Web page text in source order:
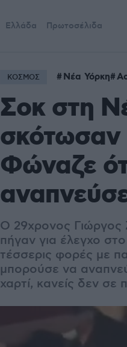
Ελλάδα Πρωτοσέλιδα
ΚΟΣΜΟΣ Νέα Υόρκη
Σοκ στη
σκότωσαν
Φώναζε
Ο 29χρονος Γιώργος
πήγαν για έλεγχο στο
τέσσερις φορές με
μπορούσε να
χαρτί, κανείς δεν σε